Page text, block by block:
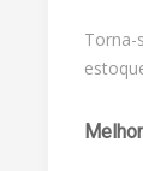
Torna-